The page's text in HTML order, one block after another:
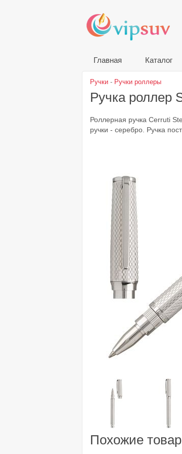
Главная Каталог
Ручки - Ручки роллеры
Ручка роллер
Роллерная ручка Cerruti
ручки - серебро. Ручка
Похожие